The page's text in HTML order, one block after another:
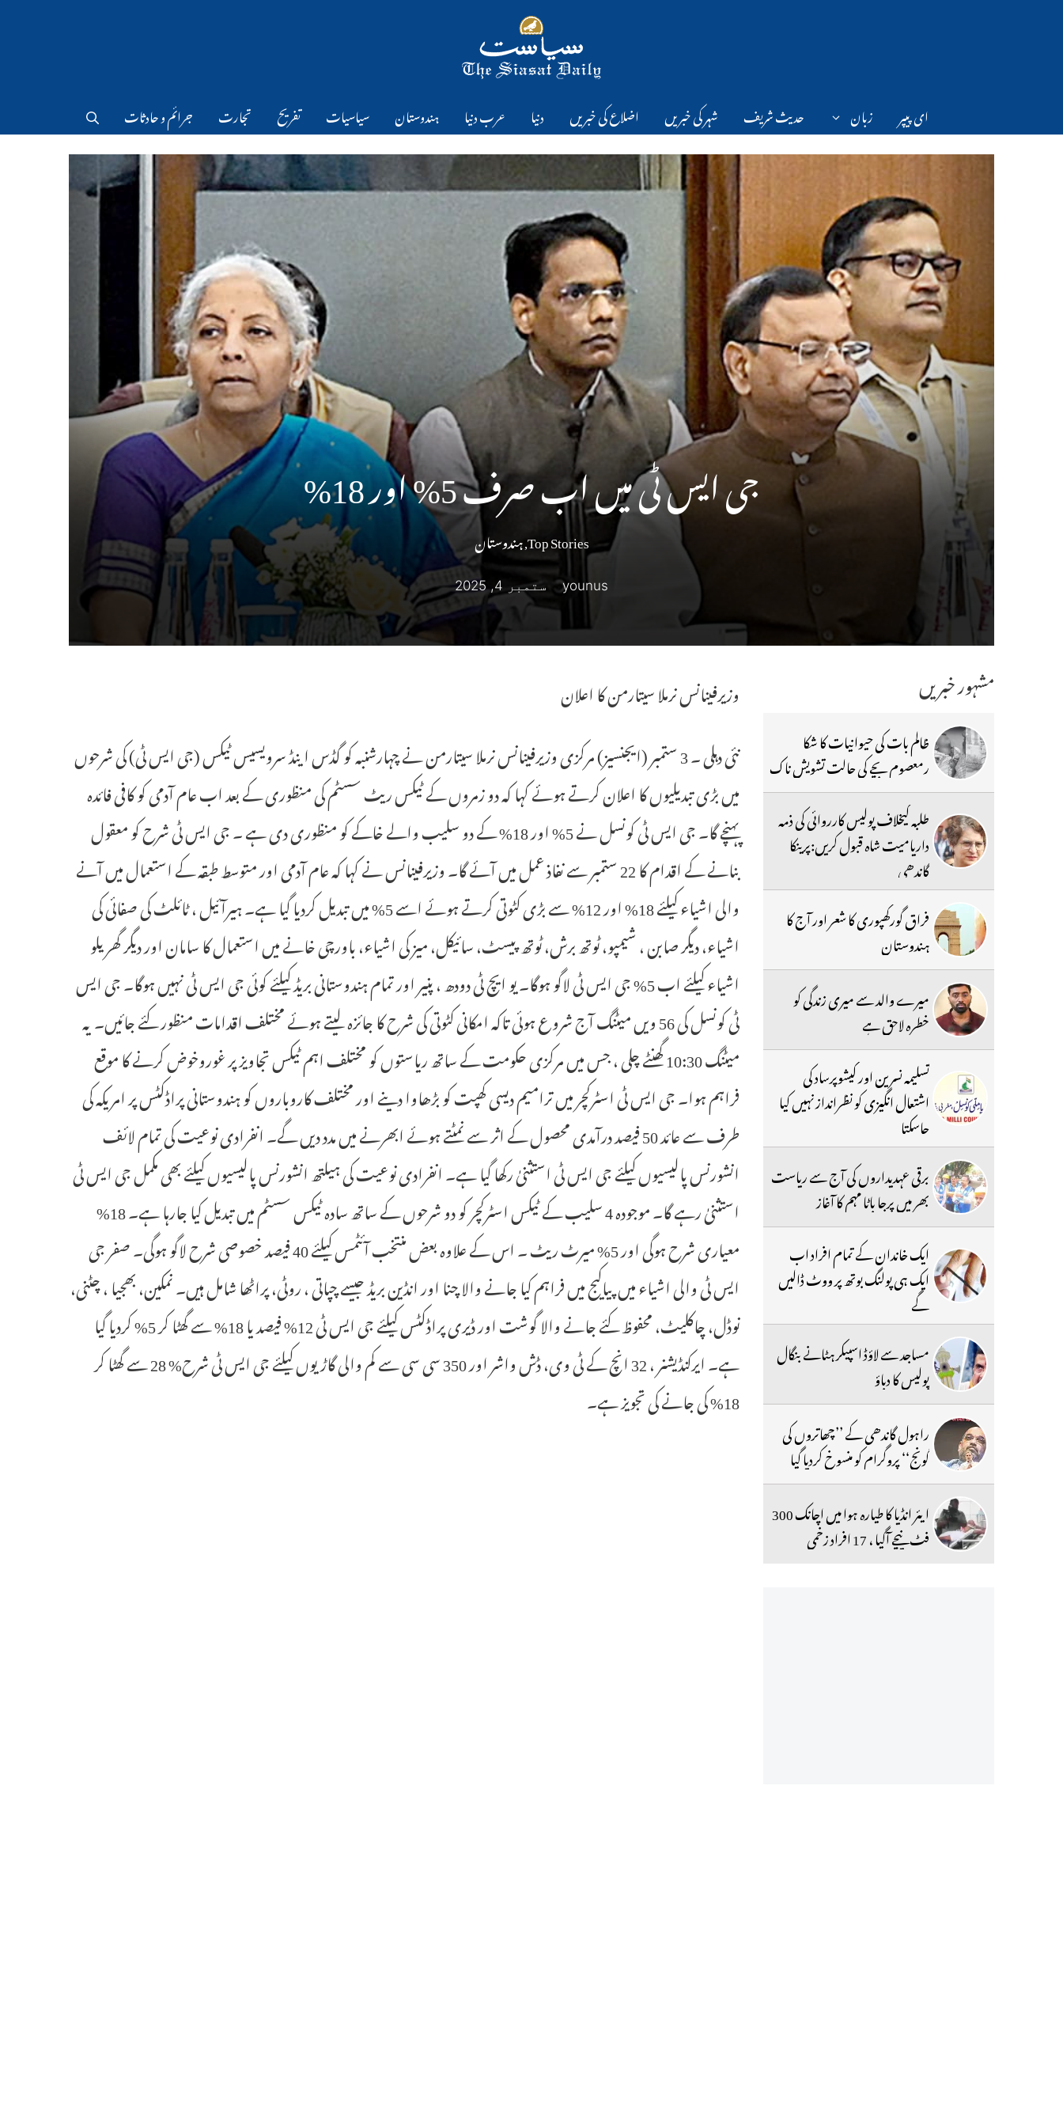
ای پیپر زبان حدیث شریف شہر کی خبریں اضلاع کی خبریں دنیا عرب دنیا ہندوستان سیاسیات تفریح تجارت جرائم و حادثات
جی ایس ٹی میں اب صرف 5% اور 18%
Top Stories
,ہندوستان
younus ستمبر 4, 2025
وزیرفینانس نرملا سیتارمن کا اعلان
نئی دہلی ۔ 3 ستمبر (ایجنسیز) مرکزی وزیرفینانس نرملا سیتارمن نے چہارشنبہ کو گڈس اینڈ سرویسیس ٹیکس (جی ایس ٹی) کی شرحوں
میں بڑی تبدیلیوں کا اعلان کرتے ہوئے کہا کہ دو زمروں کے ٹیکس ریٹ سسٹم کی منظوری کے بعد اب عام آدمی کو کافی فائدہ
پہنچے گا۔ جی ایس ٹی کونسل نے 5% اور 18% کے دو سلیب والے خاکے کو منظوری دی ہے ۔ جی ایس ٹی شرح کو معقول
بنانے کے اقدام کا 22 ستمبر سے نفاذ عمل میں آئے گا۔ وزیرفینانس نے کہا کہ عام آدمی اور متوسط طبقہ کے استعمال میں آنے
والی اشیاء کیلئے 18% اور 12% سے بڑی کٹوتی کرتے ہوئے اسے 5% میں تبدیل کردیا گیا ہے۔ ہیرآئیل ، ٹائلٹ کی صفائی کی
اشیاء، دیگر صابن ، شیمپو، ٹوتھ برش، ٹوتھ پیسٹ، سائیکل، میز کی اشیاء، باورچی خانے میں استعمال کا سامان اور دیگر گھریلو
اشیاء کیلئے اب 5% جی ایس ٹی لاگو ہوگا۔ یو ایچ ٹی دودھ ، پنیر اور تمام ہندوستانی بریڈ کیلئے کوئی جی ایس ٹی نہیں ہوگا۔ جی ایس
ٹی کونسل کی 56 ویں میٹنگ آج شروع ہوئی تاکہ امکانی کٹوتی کی شرح کا جائزہ لیتے ہوئے مختلف اقدامات منظور کئے جائیں۔ یہ
میٹنگ 10:30 گھنٹے چلی ، جس میں مرکزی حکومت کے ساتھ ریاستوں کو مختلف اہم ٹیکس تجاویز پر غوروخوض کرنے کا موقع
فراہم ہوا۔ جی ایس ٹی اسٹرکچر میں ترامیم دیسی کھپت کو بڑھاوا دینے اور مختلف کاروباروں کو ہندوستانی پراڈکٹس پر امریکہ کی
طرف سے عائد 50 فیصد درآمدی محصول کے اثر سے نمٹتے ہوئے ابھرنے میں مدد دیں گے۔ انفرادی نوعیت کی تمام لائف
انشورنس پالیسیوں کیلئے جی ایس ٹی استثنیٰ رکھا گیا ہے۔ انفرادی نوعیت کی ہیلتھ انشورنس پالیسیوں کیلئے بھی مکمل جی ایس ٹی
استثنیٰ رہے گا۔ موجودہ 4 سلیب کے ٹیکس اسٹرکچر کو دو شرحوں کے ساتھ سادہ ٹیکس سسٹم میں تبدیل کیا جارہا ہے۔ 18%
معیاری شرح ہوگی اور 5% میرٹ ریٹ ۔ اس کے علاوہ بعض منتخب آئٹمس کیلئے 40 فیصد خصوصی شرح لاگو ہوگی۔ صفر جی
ایس ٹی والی اشیاء میں پیاکیج میں فراہم کیا جانے والا چنا اور انڈین بریڈ جیسے چپاتی ، روٹی، پراٹھا شامل ہیں۔ نمکین، بھجیا ، چٹنی،
نوڈل، چاکلیٹ، محفوظ کئے جانے والا گوشت اور ڈیری پراڈکٹس کیلئے جی ایس ٹی 12% فیصد یا 18% سے گھٹا کر 5% کردیا گیا
ہے۔ ایرکنڈیشنر ، 32 انچ کے ٹی وی، ڈش واشر اور 350 سی سی سے کم والی گاڑیوں کیلئے جی ایس ٹی شرح% 28 سے گھٹا کر
18% کی جانے کی تجویز ہے۔
مشہور خبریں
ظالم بات کی حیوانیات کا شکا
رمعصوم بچے کی حالت تشویش ناک
طلبہ کیخلاف پولیس کارروائی کی ذمہ
داریامیت شاہ قبول کریں:پرینکا
گاندھی
فراق گورکھپوری کا شعر اور آج کا
ہندوستان
میرے والد سے میری زندگی کو
خطرہ لاحق ہے
تسلیمہ نسرین اور کیشوپرساد کی
اشتعال انگیزی کو نظرانداز نہیں کیا
جاسکتا
برقی عہدیداروں کی آج سے ریاست
بھر میں پرجا باٹا مہم کا آغاز
ایک خاندان کے تمام افراد اب
ایک ہی پولنگ بوتھ پر ووٹ ڈالیں
گے
مساجد سے لاؤڈ اسپیکر ہٹانے بنگال
پولیس کا دباؤ
راہول گاندھی کے ’’چھاتروں کی
گونج‘‘ پروگرام کو منسوخ کردیا گیا
ایئر انڈیا کا طیارہ ہوا میں اچانک 300
فٹ نیچے آگیا ، 17 افراد زخمی